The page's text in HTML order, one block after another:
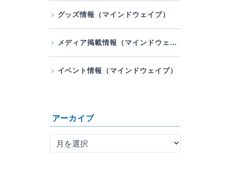
グッズ情報（マインドウェイブ）
メディア掲載情報（マインドウェイブ）
イベント情報（マインドウェイブ）
アーカイブ